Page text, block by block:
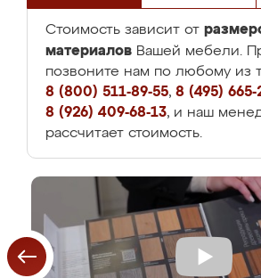
Стоимость зависит от
материалов Вашей мебели.
позвоните нам по любому из
8 (800) 511-89-55, 8 (495) 665-
8 (926) 409-68-13, и наш
рассчитает стоимость.